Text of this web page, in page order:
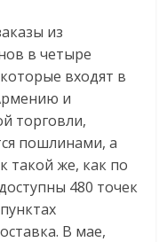
из
в четыре
входят в
и
торговли,
пошлинами, а
такой же, как по
480 точек
В мае,